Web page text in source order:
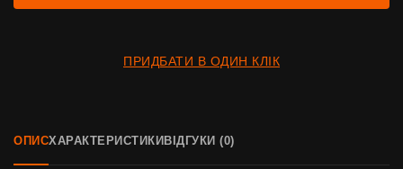
ПРИДБАТИ В ОДИН КЛІК
ОПИСХАРАКТЕРИСТИКИ ВІДГУКИ (0)